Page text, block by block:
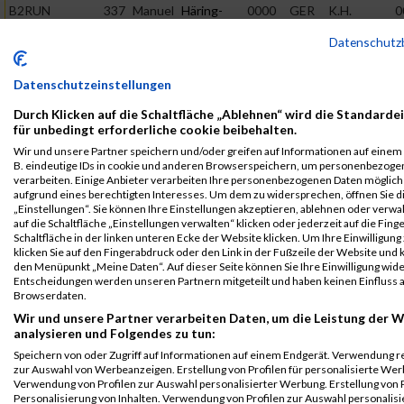
B2RUN
337 Manuel Häring-
0000 GER
K.H.
GmbH &
B2RUN
Dortmund
Einzelwertung
männlich
337 Manuel
Werbelow
Brinkmann
Co. KG
B2RUN
Dortmund
Teamwertung
mixed
337 Manuel Häring-
Werbelow
0000 GER
K.H.
Brinkmann
GmbH &
Co. KG
Legende:
GPos = Geschlechter Position, KPos = Kategorie Position, TPos =
Team Position, DNS = Did not start, DNF = Did not finish, DQ =
Disqualifiziert
Datenschutzeinstellungen
Durch Klicken auf die Schaltfläche „Ablehnen“ wird die
für unbedingt erforderliche cookie beibehalten.
Wir und unsere Partner speichern und/oder greifen auf Informationen auf einem
B. eindeutige IDs in cookie und anderen Browserspeichern, um
verarbeiten. Einige Anbieter verarbeiten Ihre personenbezogenen Daten
aufgrund eines berechtigten Interesses. Um dem zu widersprechen, öffnen Sie
„Einstellungen“. Sie können Ihre Einstellungen akzeptieren, ablehnen oder
auf die Schaltfläche „Einstellungen verwalten“ klicken oder jederzeit auf die
Schaltfläche in der linken unteren Ecke der Website klicken. Um Ihre
klicken Sie auf den Fingerabdruck oder den Link in der Fußzeile der Website und
den Menüpunkt „Meine Daten“. Auf dieser Seite können Sie Ihre Einwilligung
Entscheidungen werden unseren Partnern mitgeteilt und haben keinen Einfluss
Browserdaten.
Wir und unsere Partner verarbeiten Daten, um die Leistung der
analysieren und Folgendes zu tun:
Speichern von oder Zugriff auf Informationen auf einem Endgerät. Verwendung
zur Auswahl von Werbeanzeigen. Erstellung von Profilen für personalisierte
Verwendung von Profilen zur Auswahl personalisierter Werbung. Erstellung von
Personalisierung von Inhalten. Verwendung von Profilen zur Auswahl